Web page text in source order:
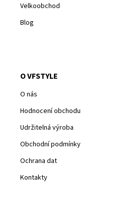
Velkoobchod
Blog
O VFSTYLE
O nás
Hodnocení obchodu
Udržitelná výroba
Obchodní podmínky
Ochrana dat
Kontakty